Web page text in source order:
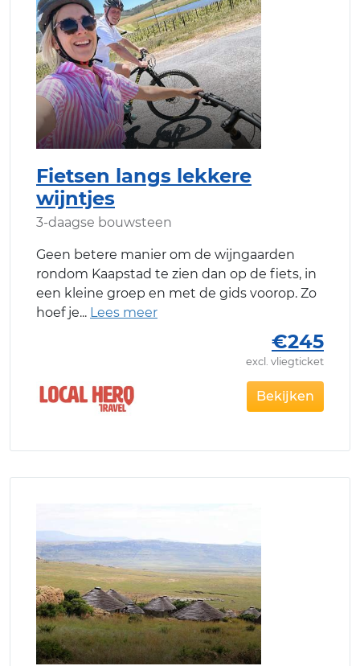
Fietsen langs lekkere
wijntjes
3-daagse bouwsteen
Geen betere manier om de wijngaarden
rondom Kaapstad te zien dan op de fiets, in
een kleine groep en met de gids voorop. Zo
hoef je
€245
excl. vliegticket
Bekijken